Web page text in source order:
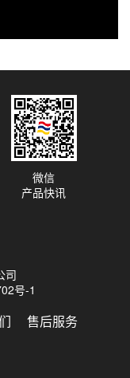
司
号-1
售后服务
微信
产品快讯